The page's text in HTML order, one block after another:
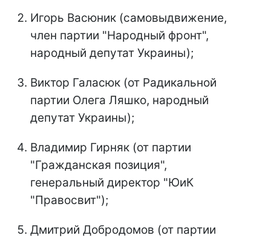
Игорь Васюник (самовыдвижение,
член партии "Народный фронт",
народный депутат Украины);
Виктор Галасюк (от Радикальной
партии Олега Ляшко, народный
депутат Украины);
Владимир Гирняк (от партии
"Гражданская позиция",
генеральный директор "ЮиК
"Правосвит");
Дмитрий Добродомов (от партии